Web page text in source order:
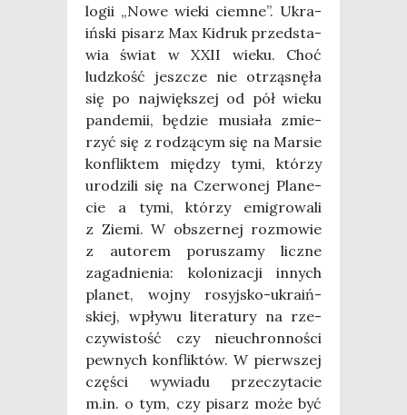
lo­gii „Nowe wie­ki ciem­ne”. Ukra­
iń­ski pisarz Max Kidruk przed­sta­
wia świat w XXII wie­ku. Choć
ludz­kość jesz­cze nie otrzą­snę­ła
się po naj­więk­szej od pół wie­ku
pan­de­mii, będzie musia­ła zmie­
rzyć się z rodzą­cym się na Mar­sie
kon­flik­tem mię­dzy tymi, któ­rzy
uro­dzi­li się na Czer­wo­nej Pla­ne­
cie a tymi, któ­rzy emi­gro­wa­li
z Zie­mi. W obszer­nej roz­mo­wie
z auto­rem poru­sza­my licz­ne
zagad­nie­nia: kolo­ni­za­cji innych
pla­net, woj­ny rosyj­sko-ukra­iń­
skiej, wpły­wu lite­ra­tu­ry na rze­
czy­wi­stość czy nie­uchron­no­ści
pew­nych kon­flik­tów. W pierw­szej
czę­ści wywia­du prze­czy­ta­cie
m.in. o tym, czy pisarz może być